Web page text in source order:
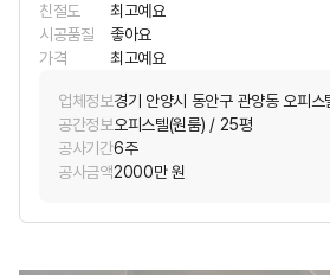
친절도
최고예요
시공품질
좋아요
가격
최고예요
업체정보경기 안양시 동안구 관양동 오피스
공간정보오피스텔(원룸) / 25평
공사기간6주
공사금액2000만 원